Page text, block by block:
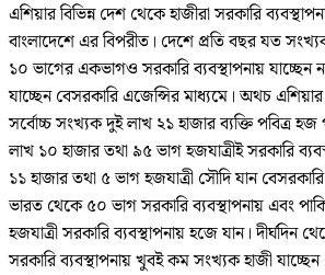
এশিয়ার বিভিন্ন দেশ থেকে হাজীরা সরকারি
বাংলাদেশে এর বিপরীত। দেশে প্রতি বছর যত
১০ ভাগের একভাগও সরকারি ব্যবস্থাপনায় যাচ্ছেন
যাচ্ছেন বেসরকারি এজেন্সির মাধ্যমে। অথচ
সর্বোচ্চ সংখ্যক দুই লাখ ২১ হাজার ব্যক্তি পবিত্র
লাখ ১০ হাজার তথা ৯৫ ভাগ হজযাত্রীই সরকারি
১১ হাজার তথা ৫ ভাগ হজযাত্রী সৌদি যান
ভারত থেকে ৫০ ভাগ সরকারি ব্যবস্থাপনায় এবং
হজযাত্রী সরকারি ব্যবস্থাপনায় হজে যান। দীর্ঘদিন
সরকারি ব্যবস্থাপনায় খুবই কম সংখ্যক হাজী